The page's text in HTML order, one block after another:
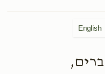
Malky Ginsberg , Mendy
English